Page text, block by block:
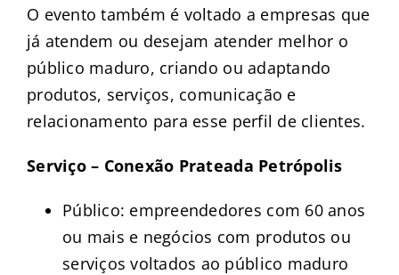
O evento também é voltado a empresas que
já atendem ou desejam atender melhor o
público maduro, criando ou adaptando
produtos, serviços, comunicação e
relacionamento para esse perfil de clientes.
Serviço – Conexão Prateada Petrópolis
Público: empreendedores com 60 anos
ou mais e negócios com produtos ou
serviços voltados ao público maduro